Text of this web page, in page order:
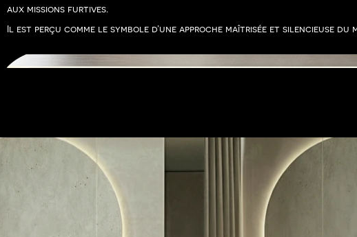
aux missions furtives.
Il est perçu comme le symbole d’une approche maîtrisée et silencieuse du